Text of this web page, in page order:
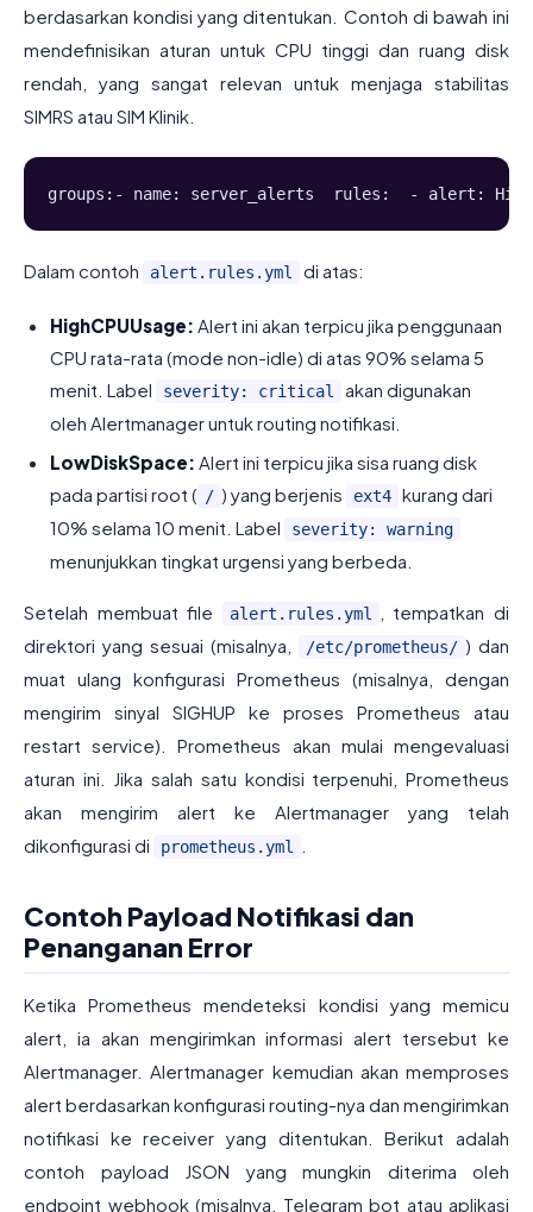
berdasarkan kondisi yang ditentukan. Contoh di bawah ini
mendefinisikan aturan untuk CPU tinggi dan ruang disk
rendah, yang sangat relevan untuk menjaga stabilitas
SIMRS atau SIM Klinik.
groups:- name: server_alerts  rules:  - alert:
Dalam contoh alert.rules.yml di atas:
HighCPUUsage: Alert ini akan terpicu jika penggunaan
CPU rata-rata (mode non-idle) di atas 90% selama 5
menit. Label
severity: critical
akan digunakan
oleh Alertmanager untuk routing notifikasi.
LowDiskSpace: Alert ini terpicu jika sisa ruang disk
pada partisi root ( / ) yang berjenis ext4 kurang dari
10% selama 10 menit. Label
severity: warning
menunjukkan tingkat urgensi yang berbeda.
Setelah membuat file alert.rules.yml
, tempatkan di
direktori yang sesuai (misalnya,
/etc/prometheus/ ) dan
muat ulang konfigurasi Prometheus (misalnya, dengan
mengirim sinyal SIGHUP ke proses Prometheus atau
restart service). Prometheus akan mulai mengevaluasi
aturan ini. Jika salah satu kondisi terpenuhi, Prometheus
akan mengirim alert ke Alertmanager yang telah
dikonfigurasi di
prometheus.yml
Contoh Payload Notifikasi dan
Penanganan Error
Ketika Prometheus mendeteksi kondisi yang memicu
alert, ia akan mengirimkan informasi alert tersebut ke
Alertmanager. Alertmanager kemudian akan memproses
alert berdasarkan konfigurasi routing-nya dan mengirimkan
notifikasi ke receiver yang ditentukan. Berikut adalah
contoh payload JSON yang mungkin diterima oleh
endpoint webhook (misalnya, Telegram bot atau aplikasi